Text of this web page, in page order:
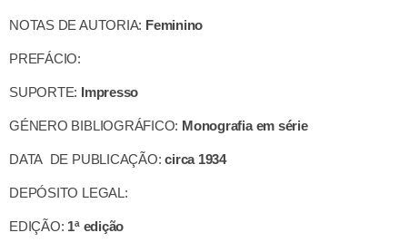
NOTAS DE AUTORIA: Feminino
PREFÁCIO:
SUPORTE: Impresso
GÉNERO BIBLIOGRÁFICO: Monografia em série
DATA DE PUBLICAÇÃO:circa 1934
DEPÓSITO LEGAL:
EDIÇÃO: 1ª edição